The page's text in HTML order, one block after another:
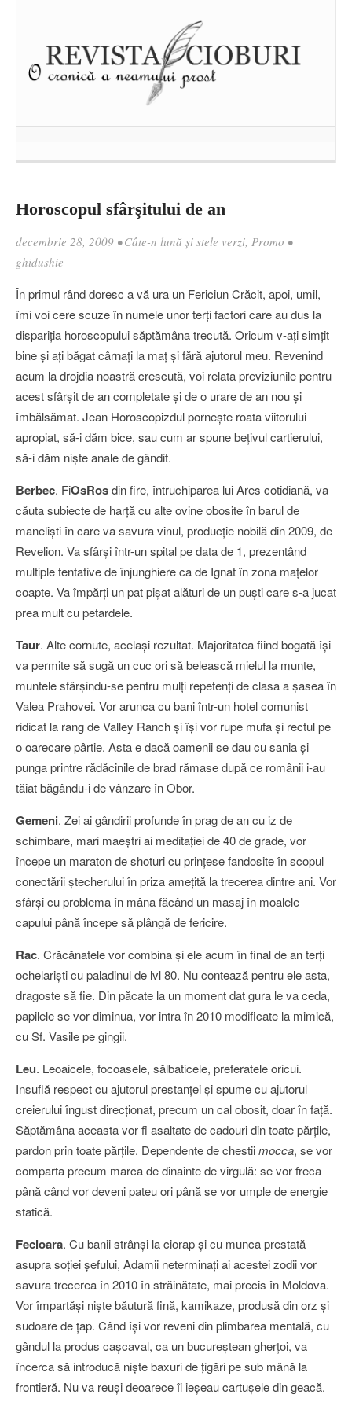
Horoscopul sfârşitului de an
decembrie 28, 2009 •Câte-n lună și stele verzi, Promo •
ghidushie
În primul rând doresc a vă ura un Fericiun Crăcit, apoi, umil,
îmi voi cere scuze în numele unor terţi factori care au dus la
dispariţia horoscopului săptămâna trecută. Oricum v-aţi simţit
bine şi aţi băgat cârnaţi la maţ şi fără ajutorul meu. Revenind
acum la drojdia noastră crescută, voi relata previziunile pentru
acest sfârşit de an completate şi de o urare de an nou şi
îmbălsămat. Jean Horoscopizdul porneşte roata viitorului
apropiat, să-i dăm bice, sau cum ar spune beţivul cartierului,
să-i dăm nişte anale de gândit.
Berbec. FiOsRosdin fire, întruchiparea lui Ares cotidiană, va
căuta subiecte de harţă cu alte ovine obosite în barul de
manelişti în care va savura vinul, producţie nobilă din 2009, de
Revelion. Va sfârşi într-un spital pe data de 1, prezentând
multiple tentative de înjunghiere ca de Ignat în zona maţelor
coapte. Va împărţi un pat pişat alături de un puşti care s-a jucat
prea mult cu petardele.
Taur. Alte cornute, acelaşi rezultat. Majoritatea fiind bogată îşi
va permite să sugă un cuc ori să belească mielul la munte,
muntele sfârşindu-se pentru mulţi repetenţi de clasa a şasea în
Valea Prahovei. Vor arunca cu bani într-un hotel comunist
ridicat la rang de Valley Ranch şi îşi vor rupe mufa şi rectul pe
o oarecare pârtie. Asta e dacă oamenii se dau cu sania şi
punga printre rădăcinile de brad rămase după ce românii i-au
tăiat băgându-i de vânzare în Obor.
Gemeni. Zei ai gândirii profunde în prag de an cu iz de
schimbare, mari maeştri ai meditaţiei de 40 de grade, vor
începe un maraton de shoturi cu prinţese fandosite în scopul
conectării ştecherului în priza ameţită la trecerea dintre ani. Vor
sfârşi cu problema în mâna făcând un masaj în moalele
capului până începe să plângă de fericire.
Rac. Crăcănatele vor combina şi ele acum în final de an terţi
ochelarişti cu paladinul de lvl 80. Nu contează pentru ele asta,
dragoste să fie. Din păcate la un moment dat gura le va ceda,
papilele se vor diminua, vor intra în 2010 modificate la mimică,
cu Sf. Vasile pe gingii.
Leu. Leoaicele, focoasele, sălbaticele, preferatele oricui.
Insuflă respect cu ajutorul prestanţei şi spume cu ajutorul
creierului îngust direcţionat, precum un cal obosit, doar în faţă.
Săptămâna aceasta vor fi asaltate de cadouri din toate părţile,
pardon prin toate părţile. Dependente de chestiimocca, se vor
comparta precum marca de dinainte de virgulă: se vor freca
până când vor deveni pateu ori până se vor umple de energie
statică.
Fecioara. Cu banii strânşi la ciorap şi cu munca prestată
asupra soţiei şefului, Adamii neterminaţi ai acestei zodii vor
savura trecerea în 2010 în străinătate, mai precis în Moldova.
Vor împartăşi nişte băutură fină, kamikaze, produsă din orz şi
sudoare de ţap. Când îşi vor reveni din plimbarea mentală, cu
gândul la produs caşcaval, ca un bucureştean gherţoi, va
încerca să introducă nişte baxuri de ţigări pe sub mână la
frontieră. Nu va reuşi deoarece îi ieşeau cartuşele din geacă.